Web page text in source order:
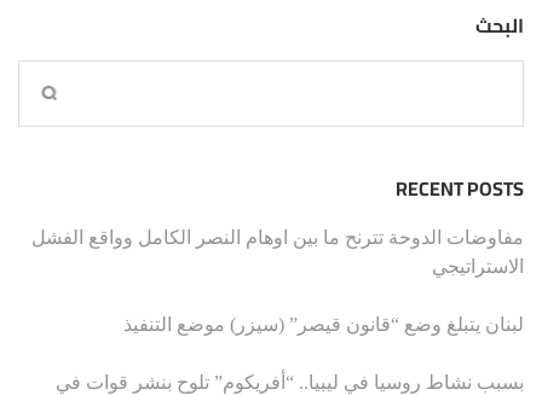
البحث
RECENT POSTS
مفاوضات الدوحة تترنح ما بين اوهام النصر الكامل وواقع الفشل
الاستراتيجي
لبنان يتبلغ وضع “قانون قيصر” (سيزر) موضع التنفيذ
بسبب نشاط روسيا في ليبيا.. “أفريكوم” تلوح بنشر قوات في